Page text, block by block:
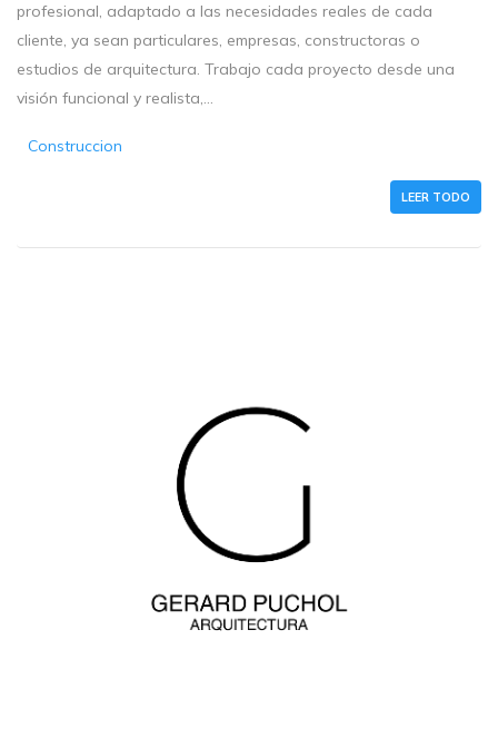
profesional, adaptado a las necesidades reales de cada
cliente, ya sean particulares, empresas, constructoras o
estudios de arquitectura. Trabajo cada proyecto desde una
visión funcional y realista,...
Construccion
LEER TODO